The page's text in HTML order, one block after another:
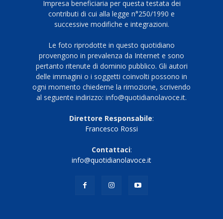
Impresa beneficiaria per questa testata dei
contributi di cui alla legge n°250/1990 e
successive modifiche e integrazioni.
Le foto riprodotte in questo quotidiano
provengono in prevalenza da Internet e sono
pertanto ritenute di dominio pubblico. Gli autori
delle immagini o i soggetti coinvolti possono in
ogni momento chiederne la rimozione, scrivendo
al seguente indirizzo: info@quotidianolavoce.it.
Direttore Responsabile:
Francesco Rossi
Contattaci:
info@quotidianolavoce.it